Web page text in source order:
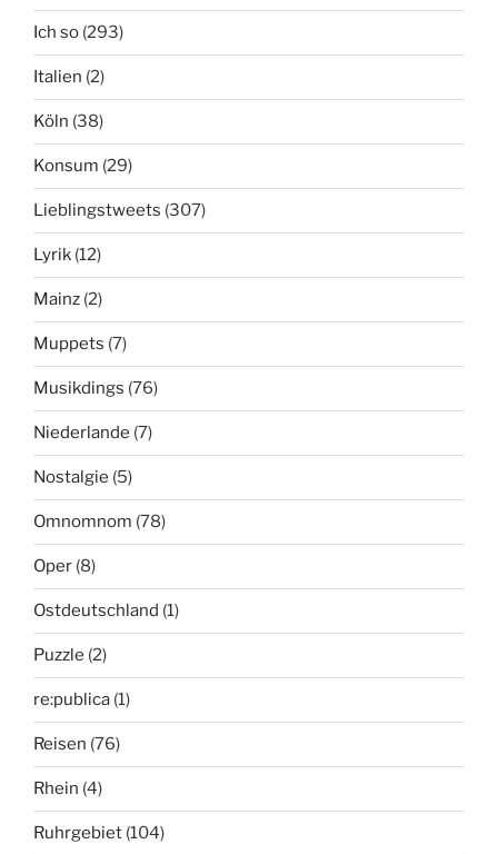
Ich so (293)
Italien (2)
Köln (38)
Konsum (29)
Lieblingstweets (307)
Lyrik (12)
Mainz (2)
Muppets (7)
Musikdings (76)
Niederlande (7)
Nostalgie (5)
Omnomnom (78)
Oper (8)
Ostdeutschland (1)
Puzzle (2)
re:publica (1)
Reisen (76)
Rhein (4)
Ruhrgebiet (104)